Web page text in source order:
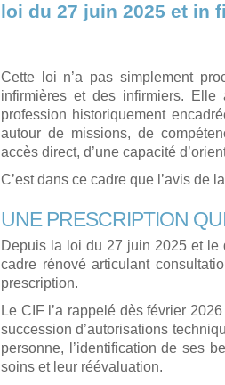
loi du 27 juin 2025 et in
Cette loi n’a pas simplement
infirmières et des infirmiers.
profession historiquement
autour de missions, de
accès direct, d’une capacité
C’est dans ce cadre que l’avis de
UNE PRESCRIPTION
Depuis la loi du 27 juin 2025 et le
cadre rénové articulant
prescription.
Le CIF l’a rappelé dès février
succession d’autorisations
personne, l’identification de ses
soins et leur réévaluation.